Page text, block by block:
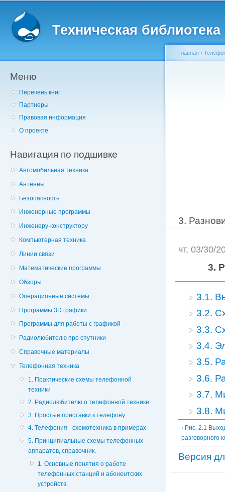
Техническая
Меню
Перечень книг
Партнеры
Правовая информация
О проекте
Навигация по подшивке
Автомобильная техника
Антенны
Безопасность
Инженерные программы
Инженеру-конструктору
Компьютерная техника
Линии связи
Математические программы
Обзоры
Операционные системы
Программы 3D графики
Программы для работы с графикой
Радиолюбителю про спутники
Справочные материалы
Телефонная техника
1. Практические схемы телефонной
техники
2. Радиолюбителю о телефонной технике
3. Простые приставки к телефону
4. Телефония - схемотехника в примерах
5. Принципиальные схемы телефонных
аппаратов, справочник.
1. Основные понятия о работе
телефонных станций и абонентских
устройств.
Главная ›
3.
чт, 03/30/
3.
3.1.
3.2.
3.3.
3.4.
3.5.
3.6.
3.7.
3.8.
‹ Рис. 2.1
Версия